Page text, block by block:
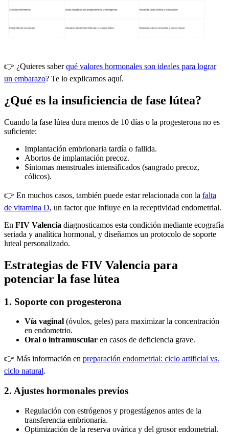
👉 ¿Quieres saberqué valores hormonales son ideales para lograr
un embarazo? Te lo explicamos aquí.
¿Qué es la insuficiencia de fase lútea?
Cuando la fase lútea dura menos de 10 días o la progesterona no es
suficiente:
Implantación embrionaria tardía o fallida.
Abortos de implantación precoz.
Síntomas menstruales intensificados (sangrado precoz,
cólicos).
👉 En muchos casos, también puede estar relacionada con la falta
de vitamina D, un factor que influye en la receptividad endometrial.
En FIV Valencia diagnosticamos esta condición mediante ecografía
seriada y analítica hormonal, y diseñamos un protocolo de soporte
luteal personalizado.
Estrategias de FIV Valencia para
potenciar la fase lútea
1. Soporte con progesterona
Vía vaginal (óvulos, geles) para maximizar la concentración
en endometrio.
Oral o intramuscular en casos de deficiencia grave.
👉 Más información en preparación endometrial: ciclo artificial vs.
ciclo natural.
2. Ajustes hormonales previos
Regulación con estrógenos y progestágenos antes de la
transferencia embrionaria.
Optimización de la reserva ovárica y del grosor endometrial.